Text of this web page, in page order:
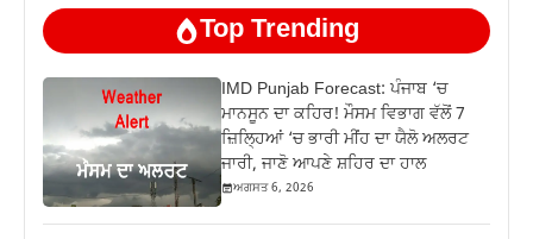
Top Trending
IMD Punjab Forecast: ਪੰਜਾਬ ‘ਚ
ਮਾਨਸੂਨ ਦਾ ਕਹਿਰ! ਮੌਸਮ ਵਿਭਾਗ ਵੱਲੋਂ 7
ਜ਼ਿਲ੍ਹਿਆਂ ‘ਚ ਭਾਰੀ ਮੀਂਹ ਦਾ ਯੈਲੋ ਅਲਰਟ
ਜਾਰੀ, ਜਾਣੋ ਆਪਣੇ ਸ਼ਹਿਰ ਦਾ ਹਾਲ
ਅਗਸਤ 6, 2026